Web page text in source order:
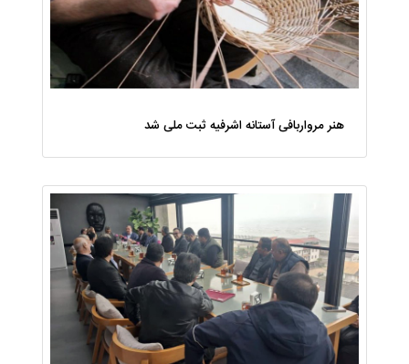
هنر مرواربافی آستانه اشرفیه ثبت ملی شد